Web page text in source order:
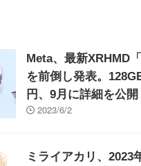
Meta、最新XRHMD
を前倒し発表。
円、9月に詳細を公開
2023/6/2
ミライアカリ、2023